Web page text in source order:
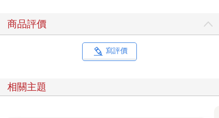
商品評價
寫評價
相關主題